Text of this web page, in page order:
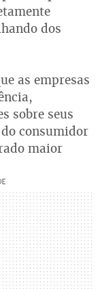
dos
as empresas
sobre seus
consumidor
maior